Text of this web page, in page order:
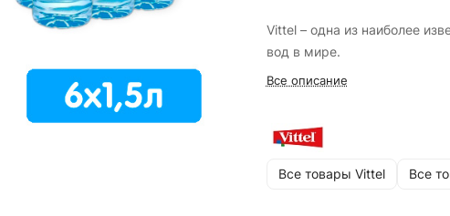
Vittel – одна из наиболее
вод в мире.
Все описание
Все товары Vittel Все